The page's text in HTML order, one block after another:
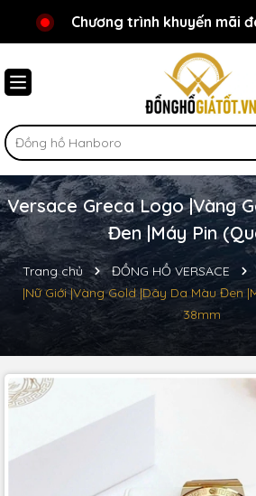
Chào mừng bạn đến với
Chương trình khuyến mãi
Versace Greca Logo |Vàng
Đen |Máy Pin
Trang chủ ĐỒNG HỒ VERSACE
|Nữ Giới |Vàng Gold |Dây Da Màu Đen
38mm